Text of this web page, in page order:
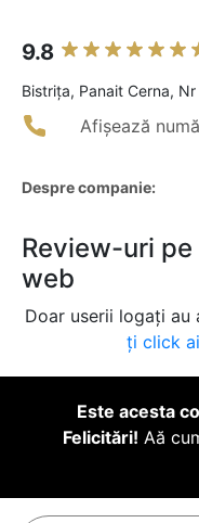
9.8
Bistriţa, Panait Cerna, Nr
Afișează
Despre companie:
Review-uri
web
Doar userii logați au
ți click
Este acesta
Felicitări! Aă